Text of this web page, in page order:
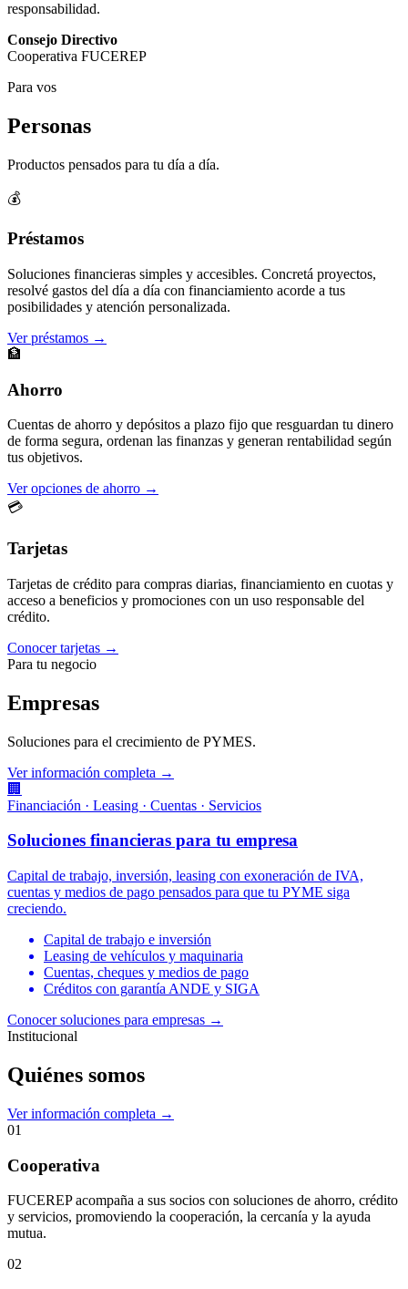
responsabilidad.
Consejo Directivo
Cooperativa FUCEREP
Para vos
Personas
Productos pensados para tu día a día.
💰
Préstamos
Soluciones financieras simples y accesibles. Concretá proyectos,
resolvé gastos del día a día con financiamiento acorde a tus
posibilidades y atención personalizada.
Ver préstamos →
🏦
Ahorro
Cuentas de ahorro y depósitos a plazo fijo que resguardan tu dinero
de forma segura, ordenan las finanzas y generan rentabilidad según
tus objetivos.
Ver opciones de ahorro →
💳
Tarjetas
Tarjetas de crédito para compras diarias, financiamiento en cuotas y
acceso a beneficios y promociones con un uso responsable del
crédito.
Conocer tarjetas →
Para tu negocio
Empresas
Soluciones para el crecimiento de PYMES.
Ver información completa →
🏢
Financiación · Leasing · Cuentas · Servicios
Soluciones financieras para tu empresa
Capital de trabajo, inversión, leasing con exoneración de IVA,
cuentas y medios de pago pensados para que tu PYME siga
creciendo.
Capital de trabajo e inversión
Leasing de vehículos y maquinaria
Cuentas, cheques y medios de pago
Créditos con garantía ANDE y SIGA
Conocer soluciones para empresas →
Institucional
Quiénes somos
Ver información completa →
01
Cooperativa
FUCEREP acompaña a sus socios con soluciones de ahorro, crédito
y servicios, promoviendo la cooperación, la cercanía y la ayuda
mutua.
02